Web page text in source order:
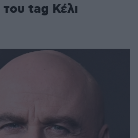
tag Κέλι